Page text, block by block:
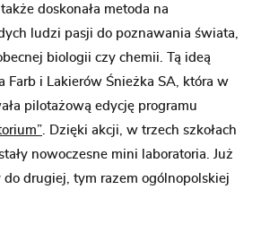
doskonała metoda na
ludzi pasji do poznawania świata,
biologii czy chemii. Tą ideą
Farb i Lakierów Śnieżka SA, która w
pilotażową edycję programu
. Dzięki akcji, w trzech szkołach
nowoczesne mini laboratoria. Już
drugiej, tym razem ogólnopolskiej